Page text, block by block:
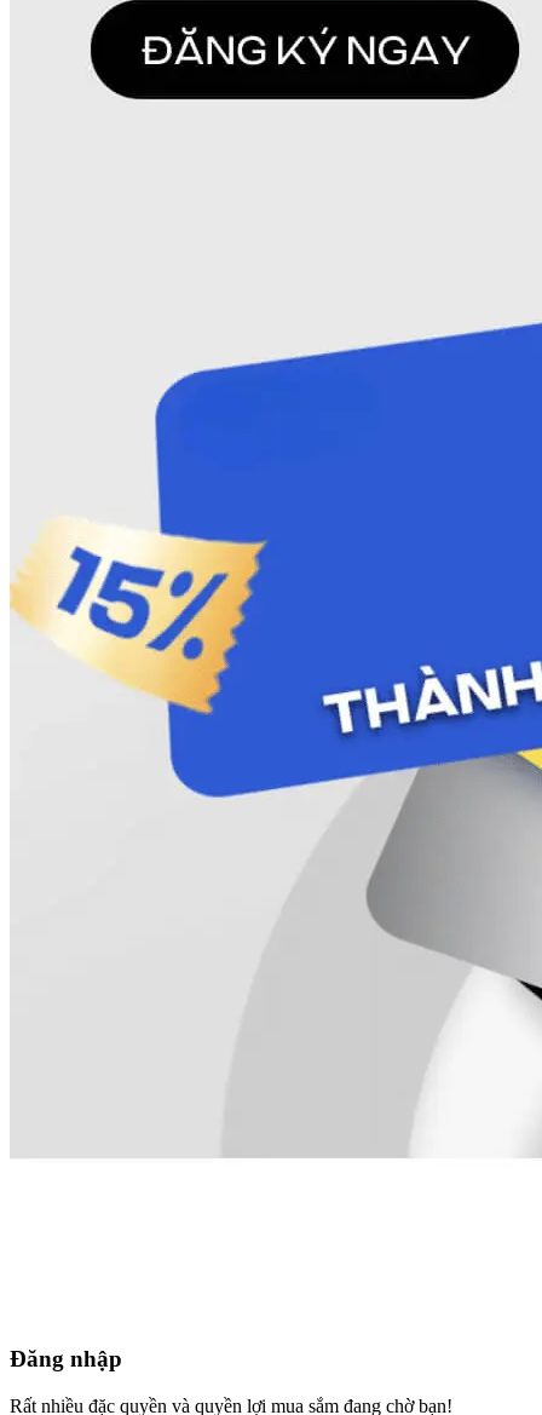
Đăng nhập
Rất nhiều đặc quyền và quyền lợi mua sắm đang chờ bạn!